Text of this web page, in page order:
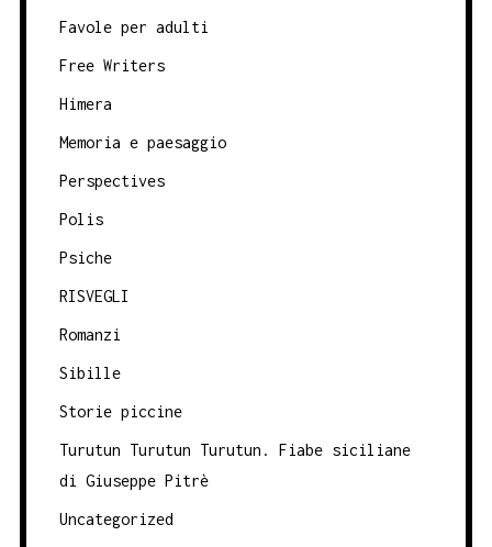
Favole per adulti
Free Writers
Himera
Memoria e paesaggio
Perspectives
Polis
Psiche
RISVEGLI
Romanzi
Sibille
Storie piccine
Turutun Turutun Turutun. Fiabe siciliane
di Giuseppe Pitrè
Uncategorized